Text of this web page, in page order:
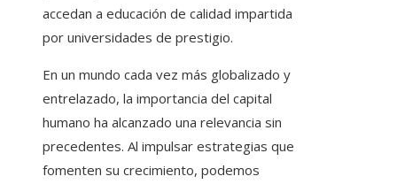
accedan a educación de calidad impartida
por universidades de prestigio.
En un mundo cada vez más globalizado y
entrelazado, la importancia del capital
humano ha alcanzado una relevancia sin
precedentes. Al impulsar estrategias que
fomenten su crecimiento, podemos